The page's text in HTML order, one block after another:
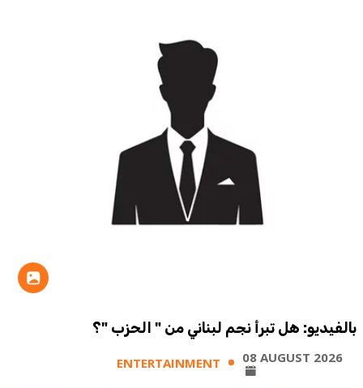
بالفيديو: هل تبرأ نجم لبناني من " الحزب "؟
ENTERTAINMENT 08 AUGUST 2026